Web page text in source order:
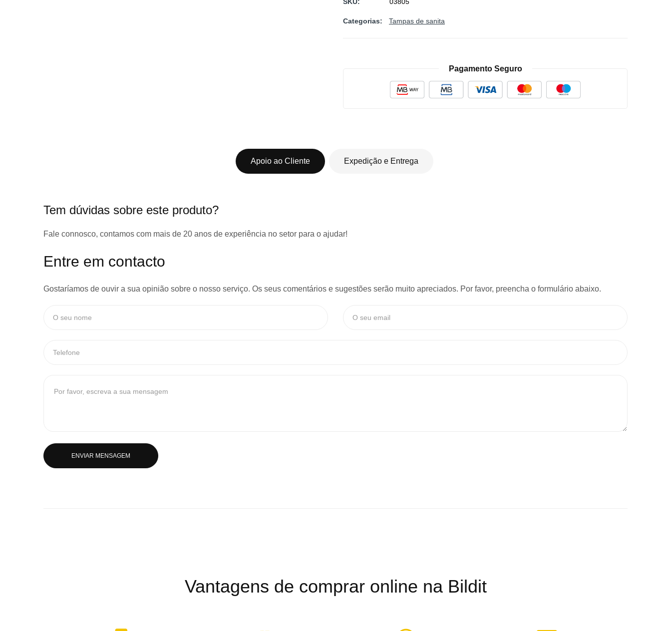
Categorias: Tampas de sanita
Pagamento Seguro
Apoio ao Cliente
Tem dúvidas sobre este produto?
Fale connosco, contamos com mais de 20 anos de experiência no setor para o ajudar!
Entre em contacto
Gostaríamos de ouvir a sua opinião sobre o nosso serviço. Os seus comentários e sugestões serão muito apreciados. Por favor, preencha o formulário abaixo.
ENVIAR MENSAGEM
Expedição e Entrega
Vantagens de comprar online na Bildit